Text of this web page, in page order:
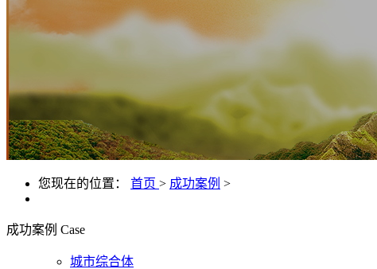
您现在的位置： 首页 > 成功案例 >
成功案例 Case
城市综合体